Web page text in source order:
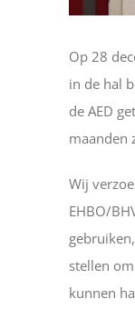
Op 28
in de hal
de AED
maanden
Wij
EHBO/
stellen
kunnen